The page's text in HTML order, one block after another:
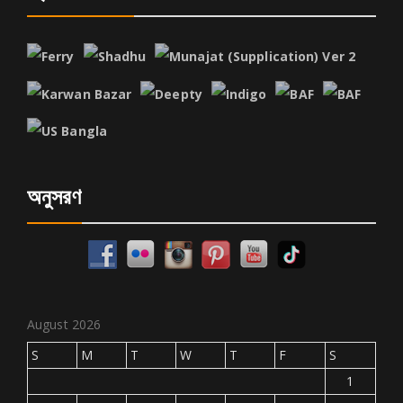
অনুসরণ
August 2026
S
M T W T F
S
1